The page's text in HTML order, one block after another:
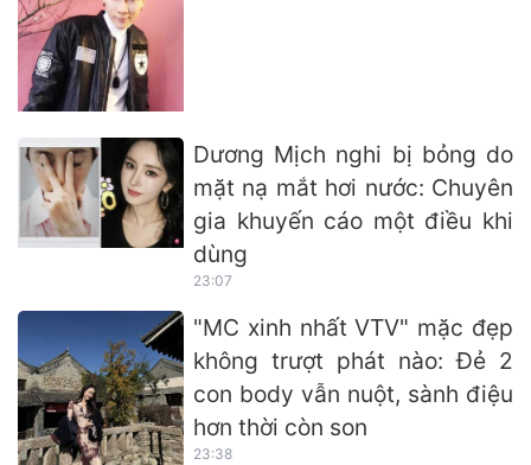
Dương Mịch nghi bị bỏng do
mặt nạ mắt hơi nước: Chuyên
gia khuyến cáo một điều khi
dùng
23:07
"MC xinh nhất VTV" mặc đẹp
không trượt phát nào: Đẻ 2
con body vẫn nuột, sành điệu
hơn thời còn son
23:38